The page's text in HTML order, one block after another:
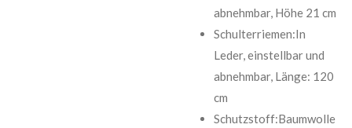
abnehmbar, Höhe 21 cm
Schulterriemen:In
Leder, einstellbar und
abnehmbar, Länge: 120
cm
Schutzstoff:Baumwolle